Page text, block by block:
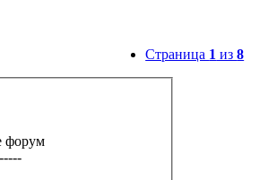
Страница 1 из8
форум